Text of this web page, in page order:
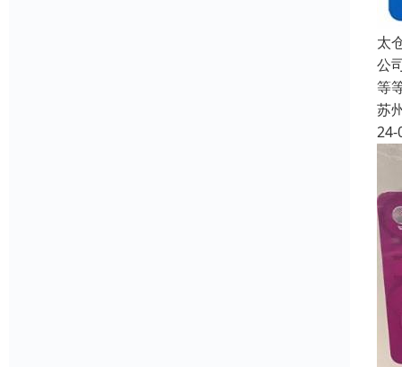
太
公
等
苏
24-